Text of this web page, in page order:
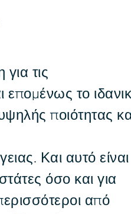
τις
επομένως το
ποιότητας
Και αυτό είναι
όσο και για
από